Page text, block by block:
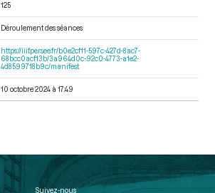
125
Déroulement des séances
https://iiif.persee.fr/b0e2cf11-597c-427d-8ac7-
68bcc0acf13b/3a964d0c-92c0-4773-a1e2-
4d8599718b9c/manifest
10 octobre 2024 à 17:49
Suivez-nous